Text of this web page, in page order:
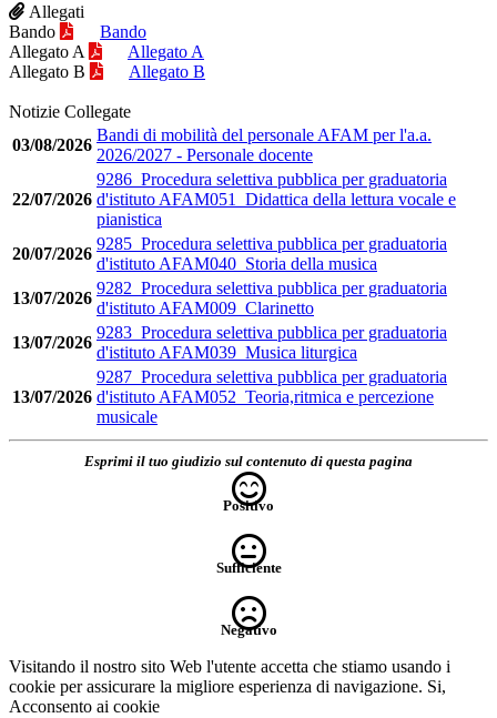
Allegati
Bando
Bando
Allegato A
Allegato A
Allegato B
Allegato B
Notizie Collegate
03/08/2026
Bandi di mobilità del personale AFAM per l'a.a.
2026/2027 - Personale docente
22/07/2026
9286_Procedura selettiva pubblica per graduatoria
d'istituto AFAM051_Didattica della lettura vocale e
pianistica
20/07/2026
9285_Procedura selettiva pubblica per graduatoria
d'istituto AFAM040_Storia della musica
13/07/2026
9282_Procedura selettiva pubblica per graduatoria
d'istituto AFAM009_Clarinetto
13/07/2026
9283_Procedura selettiva pubblica per graduatoria
d'istituto AFAM039_Musica liturgica
13/07/2026
9287_Procedura selettiva pubblica per graduatoria
d'istituto AFAM052_Teoria,ritmica e percezione
musicale
Esprimi il tuo giudizio sul contenuto di questa pagina
Positivo
Sufficiente
Negativo
Visitando il nostro sito Web l'utente accetta che stiamo usando i
cookie per assicurare la migliore esperienza di navigazione. Si,
Acconsento ai cookie